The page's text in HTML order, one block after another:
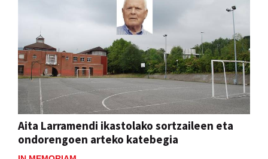
Aita Larramendi ikastolako sortzaileen eta
ondorengoen arteko katebegia
IN MEMORIAM
Jon Ander Ubeda ANDOAIN